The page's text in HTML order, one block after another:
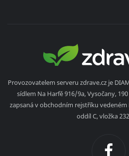
Provozovatelem serveru zdrave.cz je
sídlem Na Harfě 916/9a, Vysočany,
zapsaná v obchodním rejstříku
oddíl C, vložka